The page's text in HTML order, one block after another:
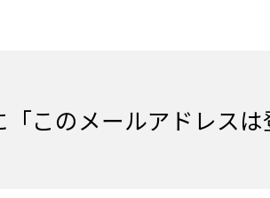
「このメールアドレス